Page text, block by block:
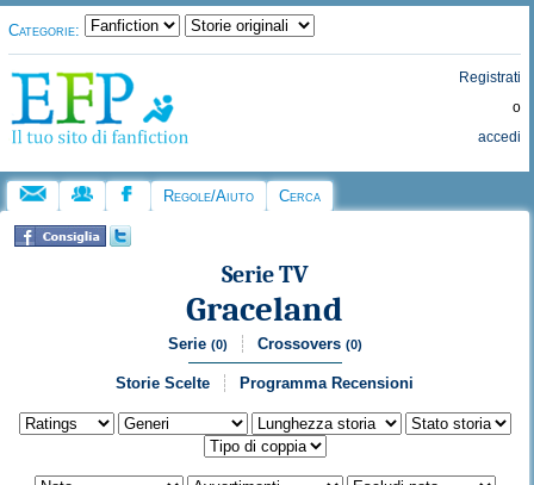
Categorie:
Registrati
o
accedi
Regole/Aiuto Cerca
Serie TV
Graceland
Serie (0) Crossovers (0)
Storie Scelte Programma Recensioni